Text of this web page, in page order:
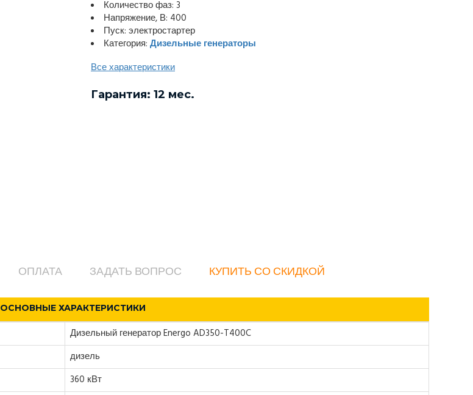
Количество фаз: 3
Напряжение, В: 400
Пуск: электростартер
Категория: Дизельные генераторы
Все характеристики
Гарантия: 12 мес.
ОПЛАТА ЗАДАТЬ ВОПРОС КУПИТЬ СО СКИДКОЙ
ОСНОВНЫЕ ХАРАКТЕРИСТИКИ
Дизельный генератор Energo AD350-T400C
дизель
360 кВт